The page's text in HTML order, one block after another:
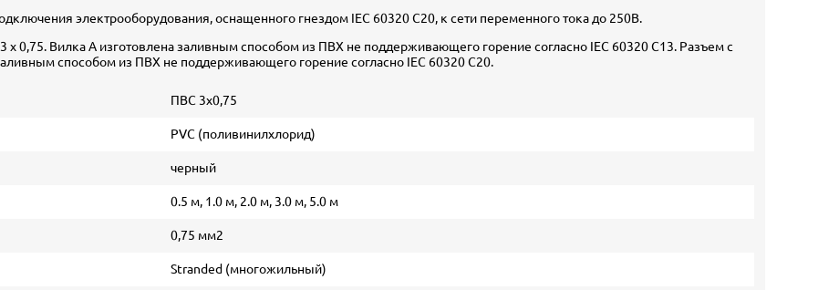
электрооборудования, оснащенного гнездом IEC 60320 C20, к сети переменного тока до 250В.
0,75. Вилка А изготовлена заливным способом из ПВХ не поддерживающего горение согласно IEC 60320 C13. Разъем с
способом из ПВХ не поддерживающего горение согласно IEC 60320 C20.
ПВС 3х0,75
PVC (поливинилхлорид)
черный
0.5 м, 1.0 м, 2.0 м, 3.0 м, 5.0 м
0,75 мм2
Stranded (многожильный)